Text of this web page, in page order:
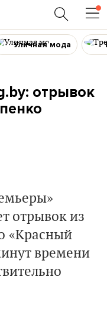
Уличная мода
отрывок
отрывок из
«Красный
времени